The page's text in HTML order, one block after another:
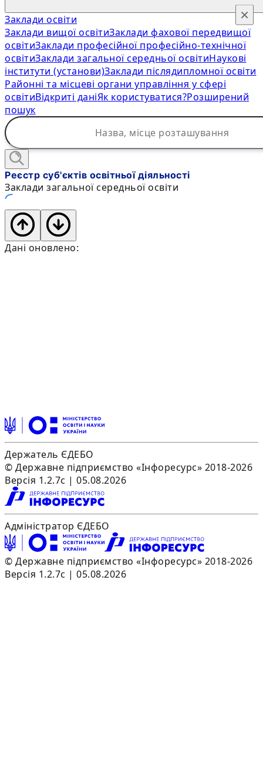
Заклади освіти
Заклади вищої освітиЗаклади фахової передвищої
освітиЗаклади професійної професійно-технічної
освітиЗаклади загальної середньої освітиНаукові
інститути (установи)Заклади післядипломної освіти
Районні та місцеві органи управління у сфері
освітиВідкриті даніЯк користуватися?Розширений
пошук
×
Реєстр суб'єктів освітньої діяльності
Заклади загальної середньої освіти
Дані оновлено:
Держатель ЄДЕБО
© Державне підприємство «Інфоресурс» 2018-2026
Версія 1.2.7c | 05.08.2026
Адміністратор ЄДЕБО
© Державне підприємство «Інфоресурс» 2018-2026
Версія 1.2.7c | 05.08.2026